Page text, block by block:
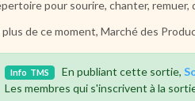
pour sourire, chanter,
plus de ce moment, Marché des
Info TMS En publiant cette sortie,
Les membres qui s'inscrivent à la